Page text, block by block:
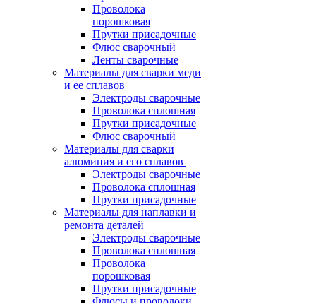
Проволока
порошковая
Прутки присадочные
Флюс сварочный
Ленты сварочные
Материалы для сварки меди
и ее сплавов
Электроды сварочные
Проволока сплошная
Прутки присадочные
Флюс сварочный
Материалы для сварки
алюминия и его сплавов
Электроды сварочные
Проволока сплошная
Прутки присадочные
Материалы для наплавки и
ремонта деталей
Электроды сварочные
Проволока сплошная
Проволока
порошковая
Прутки присадочные